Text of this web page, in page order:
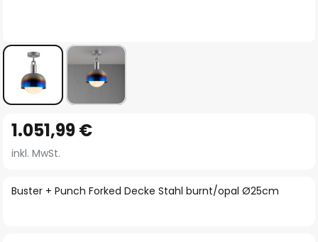
Anfang
der
springen
Buster + Punch Forked Decke Stahl burnt/opal Ø25cm
1.051,99 €
inkl. MwSt.